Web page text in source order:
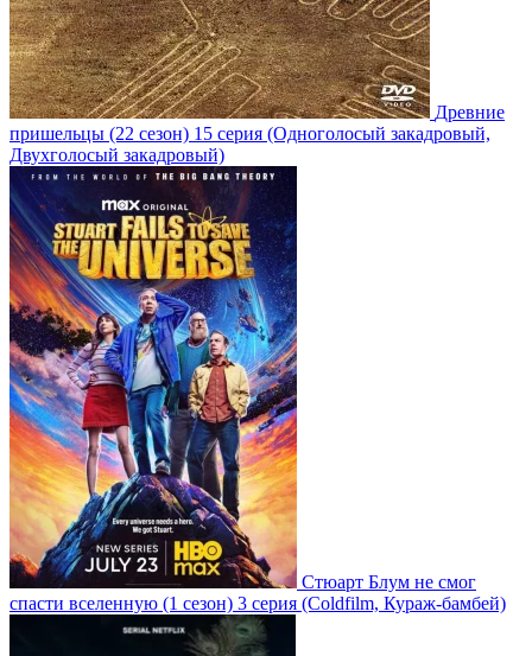
Древние
пришельцы (22 сезон) 15 серия (Одноголосый закадровый,
Двухголосый закадровый)
Стюарт Блум не смог
спасти вселенную (1 сезон) 3 серия (Coldfilm, Кураж-бамбей)